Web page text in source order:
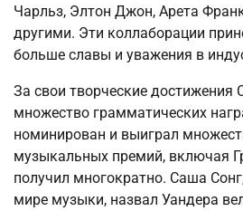
Чарльз, Элтон Джон, Арета
другими. Эти коллаборации
больше славы и уважения в
За свои творческие достижения
множество грамматических
номинирован и выиграл
музыкальных премий, включая
получил многократно. Саша
мире музыки, назвал Уандера